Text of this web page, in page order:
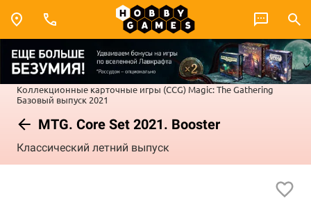
Коллекционные карточные игры (CCG) Magic: The Gathering
Базовый выпуск 2021
MTG. Core Set 2021. Booster
Классический летний выпуск